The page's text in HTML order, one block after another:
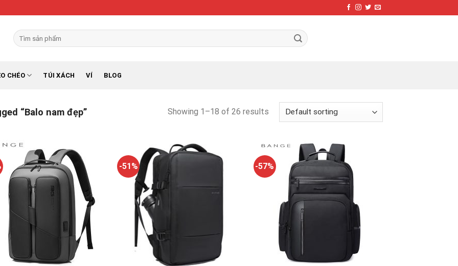
Search
for:
CHÉO TÚI XÁCH VÍ BLOG
“Balo nam đẹp” Showing 1–18 of 26 results
-51% -57%